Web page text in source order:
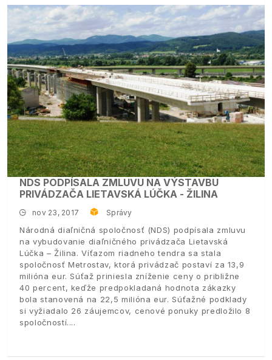
NDS PODPÍSALA ZMLUVU NA VÝSTAVBU
PRIVÁDZAČA LIETAVSKÁ LÚČKA - ŽILINA
nov 23, 2017 Správy
Národná diaľničná spoločnosť (NDS) podpísala zmluvu
na vybudovanie diaľničného privádzača Lietavská
Lúčka – Žilina. Víťazom riadneho tendra sa stala
spoločnosť Metrostav, ktorá privádzač postaví za 13,9
milióna eur. Súťaž priniesla zníženie ceny o približne
40 percent, keďže predpokladaná hodnota zákazky
bola stanovená na 22,5 milióna eur. Súťažné podklady
si vyžiadalo 26 záujemcov, cenové ponuky predložilo 8
spoločností.